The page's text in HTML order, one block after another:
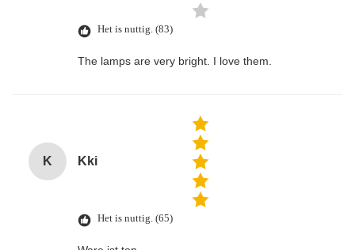
Het is nuttig. (83)
The lamps are very bright. I love them.
K Kki
Het is nuttig. (65)